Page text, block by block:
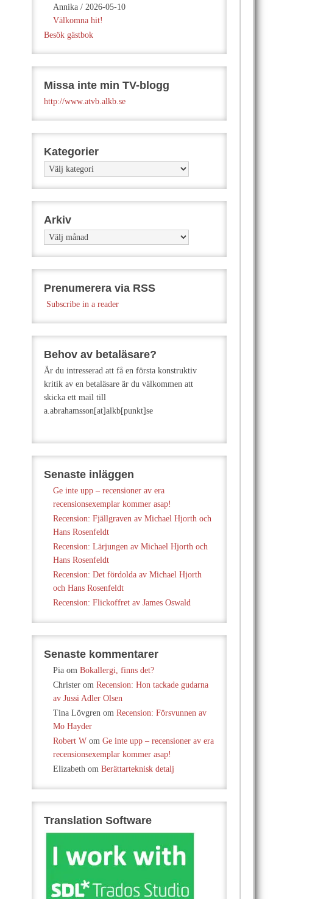
Annika / 2026-05-10
Välkomna hit!
Besök gästbok
Missa inte min TV-blogg
http://www.atvb.alkb.se
Kategorier
Kategorier
Arkiv
Arkiv
Prenumerera via RSS
Subscribe in a reader
Behov av betaläsare?
Är du intresserad att få en första konstruktiv
kritik av en betaläsare är du välkommen att
skicka ett mail till
a.abrahamsson[at]alkb[punkt]se
Senaste inläggen
Ge inte upp – recensioner av era
recensionsexemplar kommer asap!
Recension: Fjällgraven av Michael Hjorth och
Hans Rosenfeldt
Recension: Lärjungen av Michael Hjorth och
Hans Rosenfeldt
Recension: Det fördolda av Michael Hjorth
och Hans Rosenfeldt
Recension: Flickoffret av James Oswald
Senaste kommentarer
Pia om Bokallergi, finns det?
Christer om Recension: Hon tackade gudarna
av Jussi Adler Olsen
Tina Lövgren om Recension: Försvunnen av
Mo Hayder
Robert W om Ge inte upp – recensioner av era
recensionsexemplar kommer asap!
Elizabeth om Berättarteknisk detalj
Translation Software